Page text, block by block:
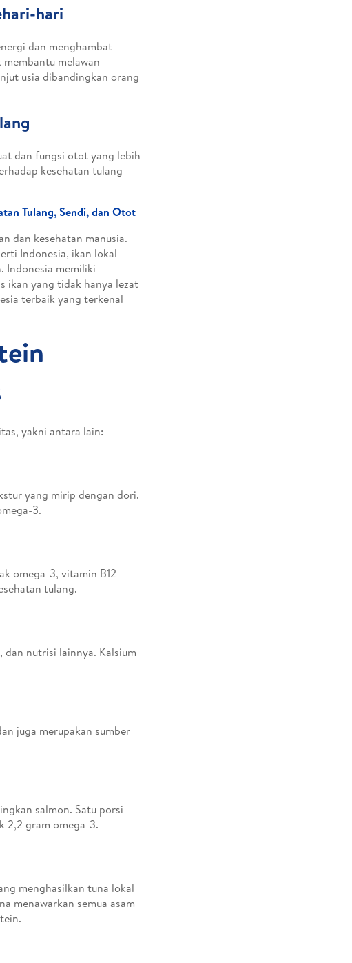
hari
dan menghambat
melawan
usia dibandingkan orang
dan fungsi otot yang lebih
kesehatan tulang
Tulang, Sendi, dan Otot
dan kesehatan manusia.
Indonesia, ikan lokal
Indonesia memiliki
ikan yang tidak hanya lezat
terbaik yang terkenal
yakni antara lain:
yang mirip dengan dori.
3.
omega-3, vitamin B12
tulang.
dan nutrisi lainnya. Kalsium
juga merupakan sumber
salmon. Satu porsi
2,2 gram omega-3.
menghasilkan tuna lokal
menawarkan semua asam